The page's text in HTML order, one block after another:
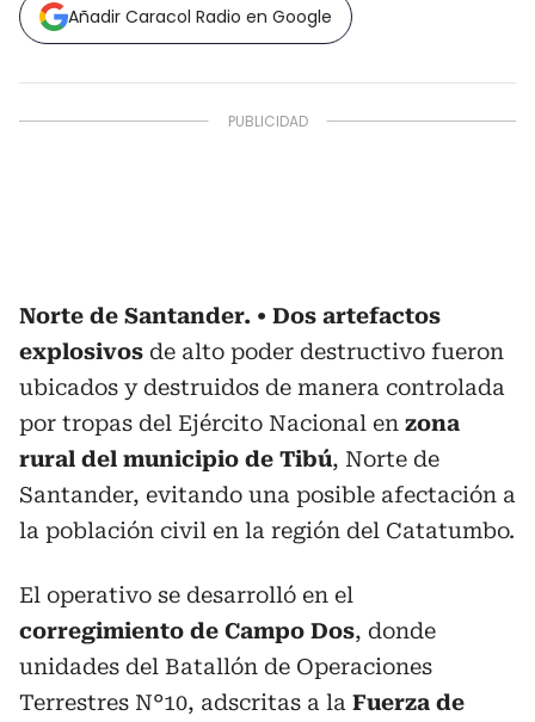
Añadir Caracol Radio en Google
Norte de Santander.
Dos artefactos
explosivos de alto poder destructivo fueron
ubicados y destruidos de manera controlada
por tropas del Ejército Nacional en zona
rural del municipio de Tibú, Norte de
Santander, evitando una posible afectación a
la población civil en la región del Catatumbo.
El operativo se desarrolló en el
corregimiento de Campo Dos, donde
unidades del Batallón de Operaciones
Terrestres N°10, adscritas a la Fuerza de